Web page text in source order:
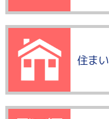
住まい